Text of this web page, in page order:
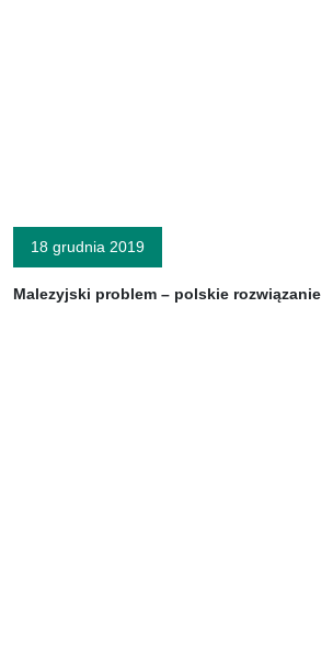
18 grudnia 2019
Malezyjski problem – polskie rozwiązanie